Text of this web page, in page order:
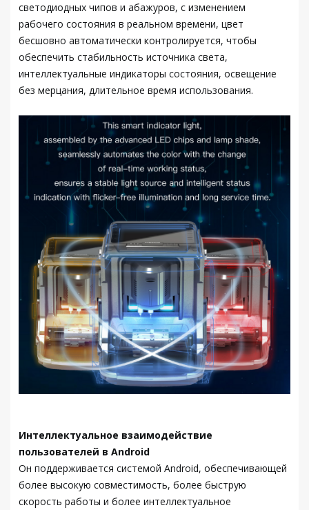
светодиодных чипов и абажуров, с изменением
рабочего состояния в реальном времени, цвет
бесшовно автоматически контролируется, чтобы
обеспечить стабильность источника света,
интеллектуальные индикаторы состояния, освещение
без мерцания, длительное время использования.
Интеллектуальное взаимодействие
пользователей в Android
Он поддерживается системой Android, обеспечивающей
более высокую совместимость, более быструю
скорость работы и более интеллектуальное